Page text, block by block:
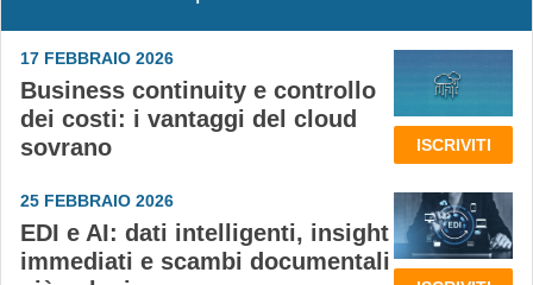
17 FEBBRAIO 2026
Business continuity e controllo
dei costi: i vantaggi del cloud
sovrano
ISCRIVITI
25 FEBBRAIO 2026
EDI e AI: dati intelligenti, insight
immediati e scambi documentali